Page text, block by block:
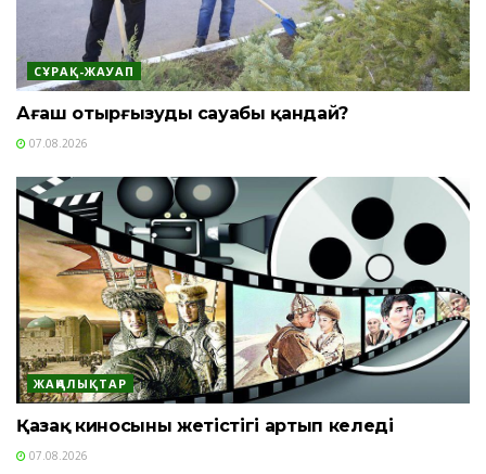
СҰРАҚ-ЖАУАП
Ағаш отырғызудың сауабы қандай?
07.08.2026
ЖАҢАЛЫҚТАР
Қазақ киносының жетістігі артып келеді
07.08.2026